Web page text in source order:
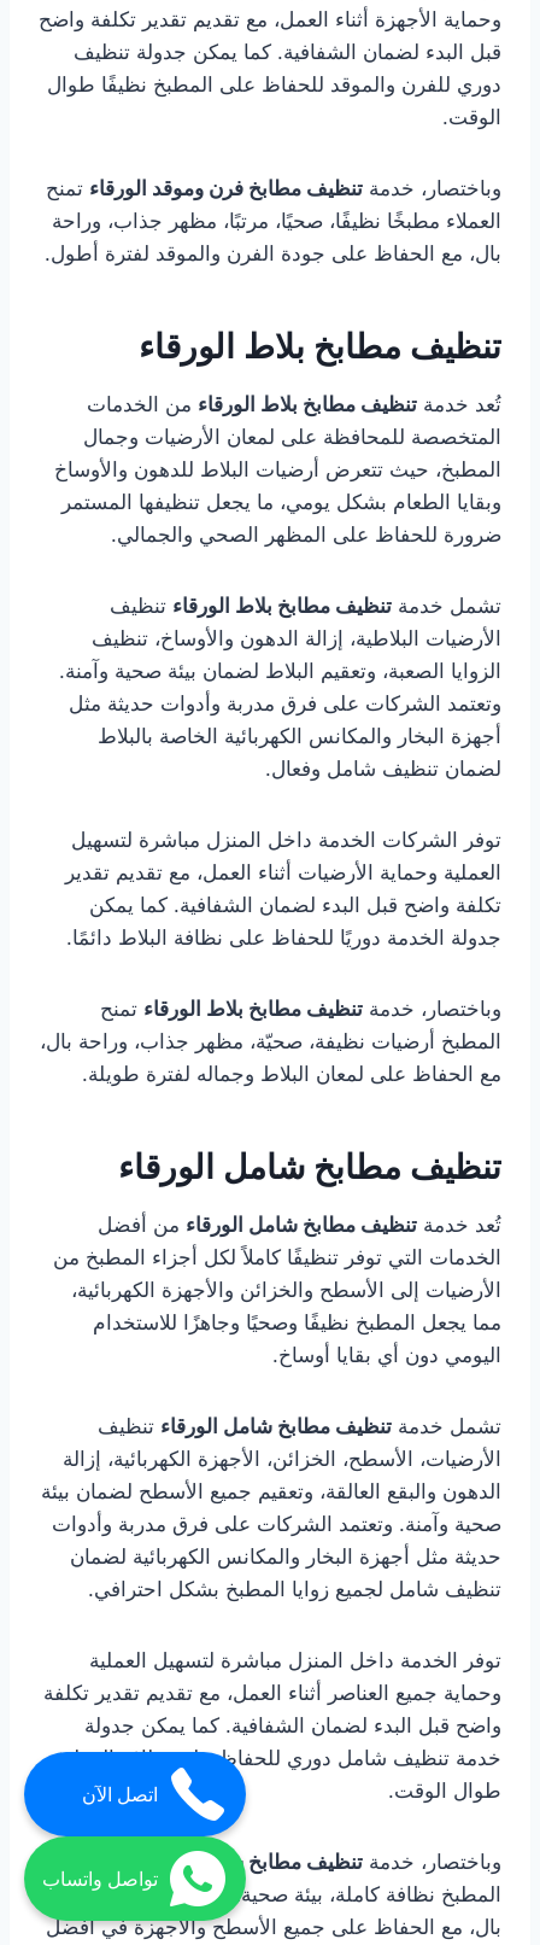
وحماية الأجهزة أثناء العمل، مع تقديم تقدير تكلفة واضح
قبل البدء لضمان الشفافية. كما يمكن جدولة تنظيف
دوري للفرن والموقد للحفاظ على المطبخ نظيفًا طوال
الوقت.
وباختصار، خدمة تنظيف مطابخ فرن وموقد الورقاء تمنح
العملاء مطبخًا نظيفًا، صحيًا، مرتبًا، مظهر جذاب، وراحة
بال، مع الحفاظ على جودة الفرن والموقد لفترة أطول.
تنظيف مطابخ بلاط الورقاء
تُعد خدمة تنظيف مطابخ بلاط الورقاء من الخدمات
المتخصصة للمحافظة على لمعان الأرضيات وجمال
المطبخ، حيث تتعرض أرضيات البلاط للدهون والأوساخ
وبقايا الطعام بشكل يومي، ما يجعل تنظيفها المستمر
ضرورة للحفاظ على المظهر الصحي والجمالي.
تشمل خدمة تنظيف مطابخ بلاط الورقاء تنظيف
الأرضيات البلاطية، إزالة الدهون والأوساخ، تنظيف
الزوايا الصعبة، وتعقيم البلاط لضمان بيئة صحية وآمنة.
وتعتمد الشركات على فرق مدربة وأدوات حديثة مثل
أجهزة البخار والمكانس الكهربائية الخاصة بالبلاط
لضمان تنظيف شامل وفعال.
توفر الشركات الخدمة داخل المنزل مباشرة لتسهيل
العملية وحماية الأرضيات أثناء العمل، مع تقديم تقدير
تكلفة واضح قبل البدء لضمان الشفافية. كما يمكن
جدولة الخدمة دوريًا للحفاظ على نظافة البلاط دائمًا.
وباختصار، خدمة تنظيف مطابخ بلاط الورقاء تمنح
المطبخ أرضيات نظيفة، صحيّة، مظهر جذاب، وراحة بال،
مع الحفاظ على لمعان البلاط وجماله لفترة طويلة.
تنظيف مطابخ شامل الورقاء
تُعد خدمة تنظيف مطابخ شامل الورقاء من أفضل
الخدمات التي توفر تنظيفًا كاملاً لكل أجزاء المطبخ من
الأرضيات إلى الأسطح والخزائن والأجهزة الكهربائية،
مما يجعل المطبخ نظيفًا وصحيًا وجاهزًا للاستخدام
اليومي دون أي بقايا أوساخ.
تشمل خدمة تنظيف مطابخ شامل الورقاء تنظيف
الأرضيات، الأسطح، الخزائن، الأجهزة الكهربائية، إزالة
الدهون والبقع العالقة، وتعقيم جميع الأسطح لضمان بيئة
صحية وآمنة. وتعتمد الشركات على فرق مدربة وأدوات
حديثة مثل أجهزة البخار والمكانس الكهربائية لضمان
تنظيف شامل لجميع زوايا المطبخ بشكل احترافي.
توفر الخدمة داخل المنزل مباشرة لتسهيل العملية
وحماية جميع العناصر أثناء العمل، مع تقديم تقدير تكلفة
واضح قبل البدء لضمان الشفافية. كما يمكن جدولة
خدمة تنظيف شامل دوري للحفاظ على نظافة المطبخ
طوال الوقت.
وباختصار، خدمة تنظيف مطابخ شامل الورقاء
المطبخ نظافة كاملة، بيئة صحية، مظهر جذاب، وراحة
بال، مع الحفاظ على جميع الأسطح والأجهزة في أفضل
اتصل الآن
تواصل واتساب